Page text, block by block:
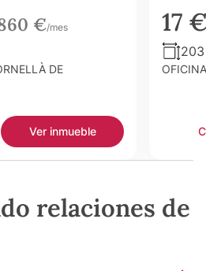
€/mes
DE
Ver inmueble
17
relaciones de